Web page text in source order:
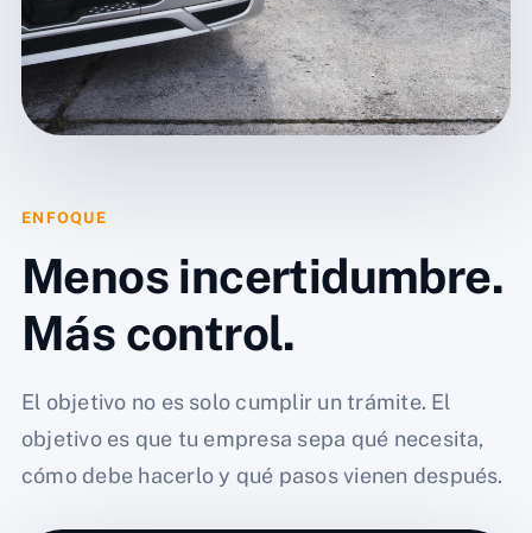
ENFOQUE
Menos incertidumbre.
Más control.
El objetivo no es solo cumplir un trámite. El
objetivo es que tu empresa sepa qué necesita,
cómo debe hacerlo y qué pasos vienen después.